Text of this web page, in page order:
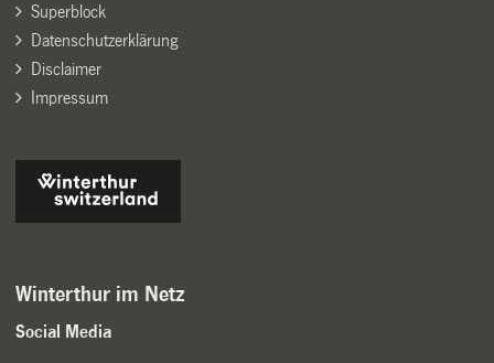
Superblock
Datenschutzerklärung
Disclaimer
Impressum
Winterthur im Netz
Social Media